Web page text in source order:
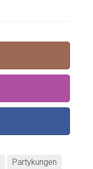
Partykungen